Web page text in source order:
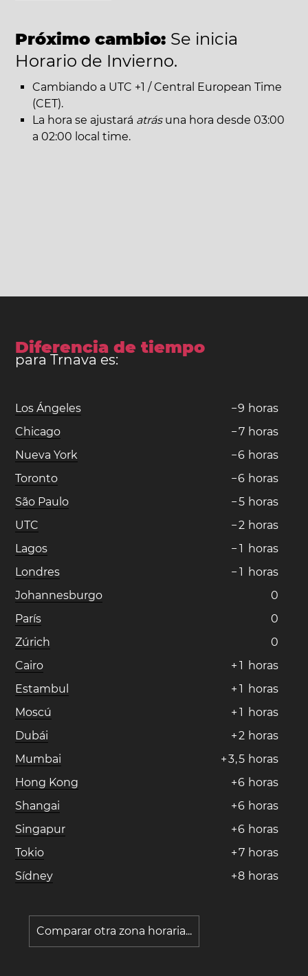
Próximo cambio: Se inicia
Horario de Invierno.
Cambiando a UTC +1 / Central European Time
(CET).
La hora se ajustará atrásuna hora desde 03:00
a 02:00 local time.
Diferencia de tiempo
para Trnava es:
Los Ángeles −9 horas
Chicago
−7 horas
Nueva York
−6 horas
Toronto
−6 horas
São Paulo
−5 horas
UTC
−2 horas
Lagos
− 1 horas
Londres
− 1 horas
Johannesburgo
0
París
0
Zúrich
0
Cairo
+ 1 horas
Estambul
+ 1 horas
Moscú
+ 1 horas
Dubái
+2 horas
Mumbai
+3,5 horas
Hong Kong
+6 horas
Shangai
+6 horas
Singapur
+6 horas
Tokio
+7 horas
Sídney
+8 horas
Comparar otra zona horaria...